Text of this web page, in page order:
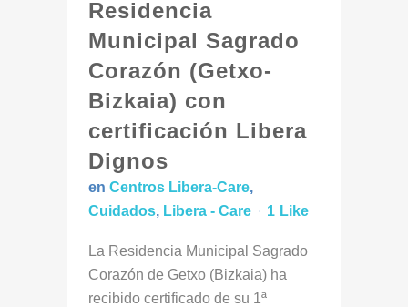
Residencia
Municipal Sagrado
Corazón (Getxo-
Bizkaia) con
certificación Libera
Dignos
en Centros Libera-Care,
Cuidados, Libera - Care 1 Like
La Residencia Municipal Sagrado
Corazón de Getxo (Bizkaia) ha
recibido certificado de su 1ª